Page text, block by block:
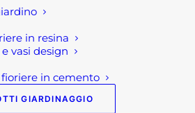
in resina
vasi design
in cemento
GIARDINAGGIO
e acciaio e ferro
più resistenti e
l'acciaio è molto
se in alcuni caso meno